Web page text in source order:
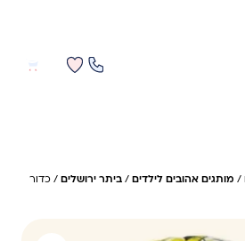
/ מותגים אהובים לילדים / ביתר ירושלים / כדור